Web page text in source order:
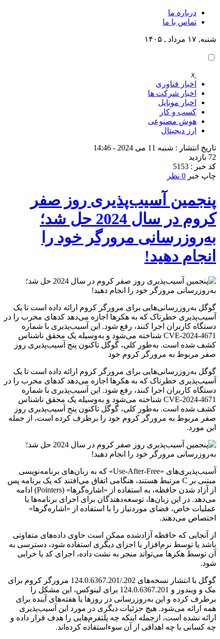
درباره ما
تماس با ما
شنبه, ۱۷ مرداد , ۱۴۰۵
x
اخبار فناوری
اخبار شرکت ها
اخبار موبایل
کسب و کار
هوش مصنوعی
ارز دیجیتال
تاریخ انتشار : شنبه 11 می 2024 - 14:46
72 بازدید
کد خبر : 5153
چاپ خبر 0 نظر
پنجمین آسیب‌پذیری روز صفر
کروم در سال 2024 حل شد؛
به‌روزرسانی مرورگر خود را
انجام دهید!
گوگل به‌روزرسانی‌هایی برای مرورگر کروم ارائه داده است تا یک
آسیب‌پذیری خطرناک که به هکرها اجازه می‌دهد کدهای مخرب را در
دستگاه کاربران اجرا کنند، رفع شود. این آسیب‌پذیری با شماره
CVE-2024-4671 شناخته می‌شود و به‌وسیله یک محقق ناشناس
کشف شده است. به‌طور کلی، گوگل تاکنون پنج آسیب‌پذیری روز
صفر مربوط به مرورگر کروم خود
گوگل به‌روزرسانی‌هایی برای مرورگر کروم ارائه داده است تا یک
آسیب‌پذیری خطرناک که به هکرها اجازه می‌دهد کدهای مخرب را در
دستگاه کاربران اجرا کنند، رفع شود. این آسیب‌پذیری با شماره
CVE-2024-4671 شناخته می‌شود و به‌وسیله یک محقق ناشناس
کشف شده است. به‌طور کلی، گوگل تاکنون پنج آسیب‌پذیری روز
صفر مربوط به مرورگر کروم خود را برطرف کرده است، از جمله
این مورد.
آسیب‌پذیری‌های «Use-After-Free» که به زبان‌های برنامه‌نویسی
مبتنی بر C مرتبط هستند، هنگامی اتفاق می‌افتند که یک برنامه پس
از آزاد شدن حافظه، به استفاده از «اشاره‌گرها» (Pointers) ادامه
می‌دهد. در این زبان‌ها، توسعه‌دهندگان برای اجرای برنامه‌ها یا
عملیات خاص، فضای موردنیاز را با استفاده از «اشاره‌گرها»
اختصاص می‌دهند.
از آنجایی که حافظه آزادشده ممکن است حاوی داده‌های متفاوتی
باشد یا توسط نرم‌افزار یا اجزای دیگری استفاده شود، دسترسی به
آن توسط هکرها می‌تواند منجر به نشت داده، اجرای کد یا خرابی
شود.
گوگل با انتشار نسخه‌های 202./124.0.6367.201 مرورگر کروم برای
مک و ویندوز و 124.0.6367.201 برای لینوکس، این مشکل را
برطرف کرده و این به‌روزرسانی در روزها یا هفته‌های آینده برای
همه ارائه می‌شود. هیچ جزئیات دیگری در مورد این آسیب‌پذیری
ارائه نشده است، ازجمله اینکه چه پلتفرم‌هایی را هدف قرار داده و
چه کسانی با چه اهدافی از آن سوءاستفاده کرده‌اند.